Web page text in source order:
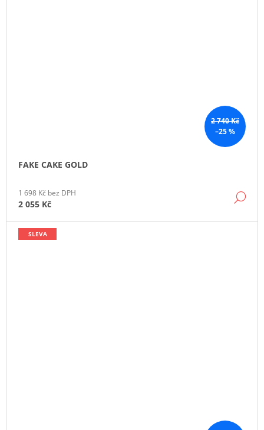
2 740 Kč
–25 %
FAKE CAKE GOLD
1 698 Kč bez DPH
2 055 Kč
SLEVA